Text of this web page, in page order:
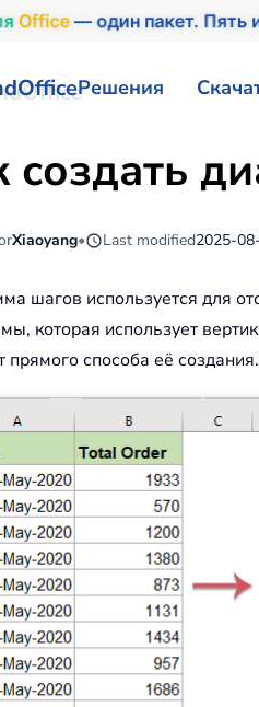
Office— один пакет. Пять
Решения
создать
Xiaoyang• Last modified2025-
шагов используется для
которая использует
прямого способа её